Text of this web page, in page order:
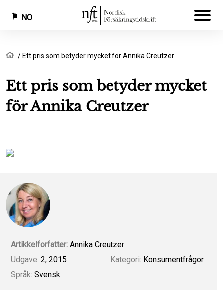
Hopp
hovedinnhold
NO
Navigasjonssti
Hjem
Ett pris som betyder mycket för Annika Creutzer
Ett pris som betyder mycket
för Annika Creutzer
Artikkelforfatter: Annika Creutzer
Udgave: 2, 2015
Språk: Svensk
Kategori: Konsumentfrågor